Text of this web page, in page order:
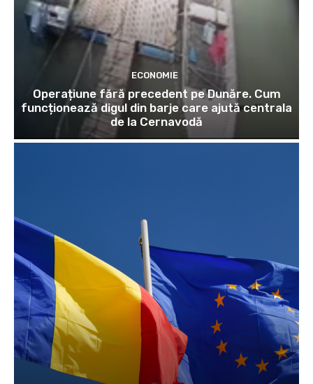
ECONOMIE
Operațiune fără precedent pe Dunăre. Cum
funcționează digul din barje care ajută centrala
de la Cernavodă